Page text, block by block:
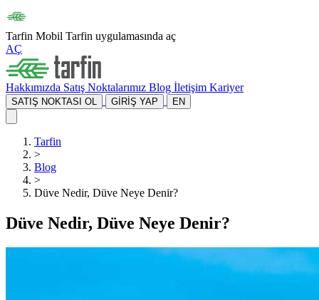
Tarfin Mobil Tarfin uygulamasında aç
AÇ
Hakkımızda Satış Noktalarımız Blog İletişim Kariyer
SATIŞ NOKTASI OL GİRİŞ YAP EN
Tarfin
>
Blog
>
Düve Nedir, Düve Neye Denir?
Düve Nedir, Düve Neye Denir?